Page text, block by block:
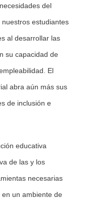
del
estudiantes
al desarrollar las
su capacidad de
El
abra aún más sus
de inclusión e
educativa
de las y los
necesarias
un ambiente de